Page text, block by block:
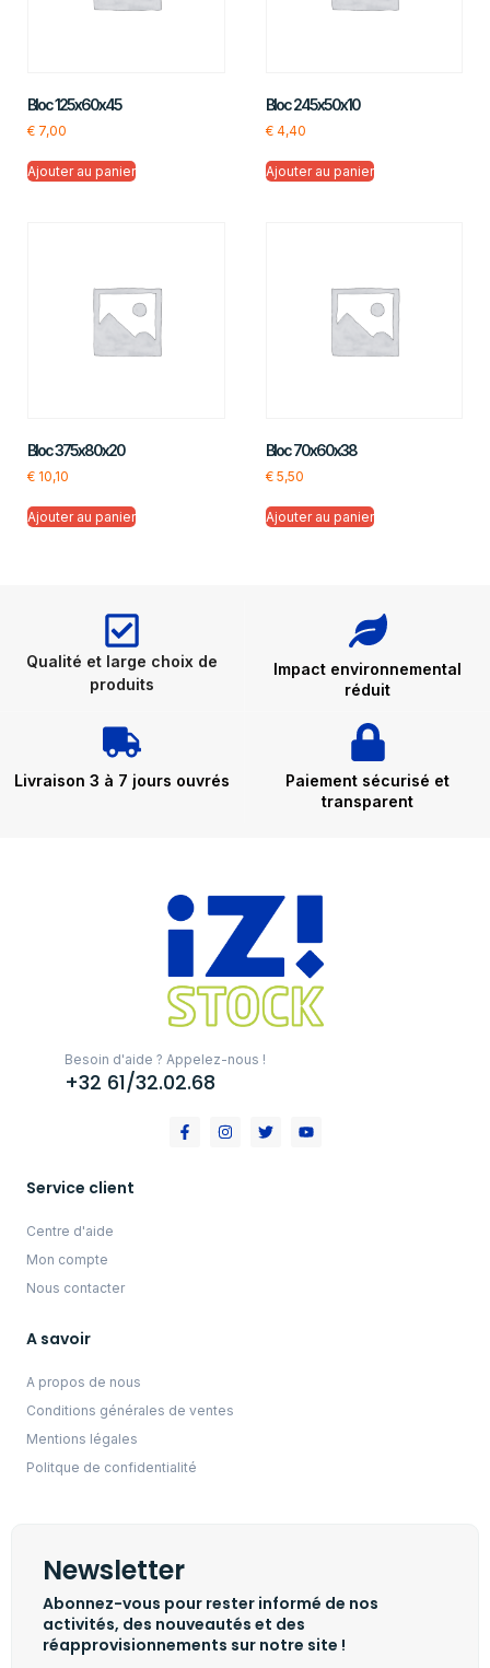
Bloc 125x60x45
€ 7,00
Ajouter au panier
Bloc 245x50x10
€4,40
Ajouter au panier
Bloc 375x80x20
€ 10,10
Ajouter au panier
Bloc 70x60x38
€5,50
Ajouter au panier
Qualité et large choix de
produits
Impact environnemental
réduit
Livraison 3 à 7 jours ouvrés
Paiement sécurisé et
transparent
Besoin d'aide ? Appelez-nous !
+32 61/32.02.68
Service client
Centre d'aide
Mon compte
Nous contacter
A savoir
A propos de nous
Conditions générales de ventes
Mentions légales
Politque de confidentialité
Newsletter
Abonnez-vous pour rester informé de nos
activités, des nouveautés et des
réapprovisionnements sur notre site !